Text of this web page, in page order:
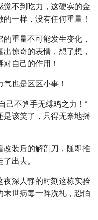
觉不到吃力，这硬实的金
一样，没有任何重量！
重量不可能发生变化，
惊奇的表情，想了想，
自己的作用！
也是区区小事！
己不算手无缚鸡之力！”
是该笑了，只得无奈地摇
改装后的解剖刀，随即推
出去。
夜深人静的时刻这栋实验
末世病毒一阵洗礼，恐怕